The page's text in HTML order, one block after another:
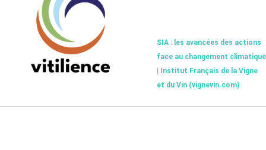
SIA : les avancées des actions
face au changement climatique
| Institut Français de la Vigne
et du Vin (vignevin.com)